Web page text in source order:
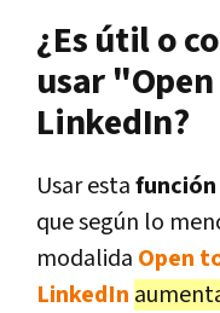
¿Es útil o
usar
LinkedIn?
Usar esta
que según lo
modalida Open
LinkedIn